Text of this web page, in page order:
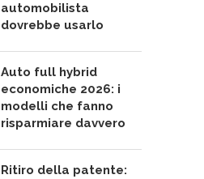
automobilista
dovrebbe usarlo
Auto full hybrid
economiche 2026: i
modelli che fanno
risparmiare davvero
Ritiro della patente: